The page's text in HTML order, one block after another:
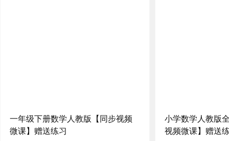
一年级下册数学人教版【同步视频
微课】赠送练习
小学数学人教版
视频微课】赠送